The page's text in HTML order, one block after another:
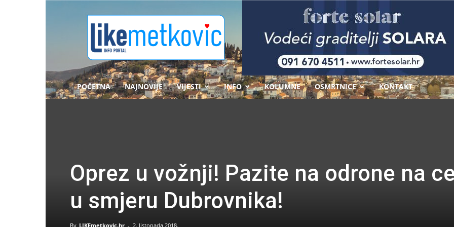
POČETNA NAJNOVIJE VIJESTI INFO KOLUMNE OSMRTNICE KONTAKT
Oprez u vožnji! Pazite na odrone na
u smjeru Dubrovnika!
By LIKEmetkovic.hr - 2. listopada 2018.